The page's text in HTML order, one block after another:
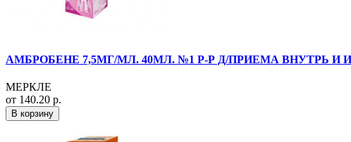
АМБРОБЕНЕ 7,5МГ/МЛ. 40МЛ. №1 Р-Р Д/ПРИЕМА ВНУТРЬ И
МЕРКЛЕ
от 140.20 р.
В корзину